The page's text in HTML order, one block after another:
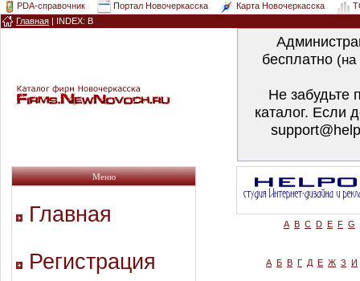
PDA-справочник Портал Новочеркасска Карта Новочеркасска
Главная | INDEX: B
бесплатно
Не забудьте
каталог. Если
Меню
Главная
Регистрация
A B C D E F G
А Б В Г Д Е Ж З И